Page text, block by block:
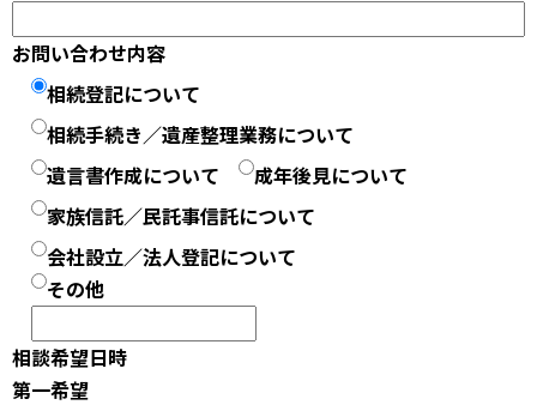
お問い合わせ内容
相続登記について
相続手続き／遺産整理業務について
遺言書作成について
成年後見について
家族信託／民託事信託について
会社設立／法人登記について
その他
相談希望日時
第一希望